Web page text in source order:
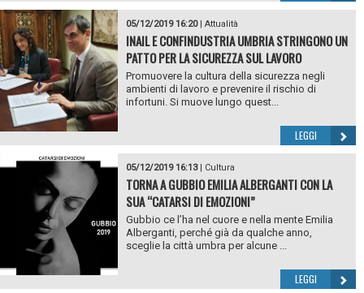
05/12/2019 16:20| Attualità
INAIL E CONFINDUSTRIA UMBRIA STRINGONO UN
PATTO PER LA SICUREZZA SUL LAVORO
Promuovere la cultura della sicurezza negli
ambienti di lavoro e prevenire il rischio di
infortuni. Si muove lungo quest...
LEGGI
05/12/2019 16:13| Cultura
TORNA A GUBBIO EMILIA ALBERGANTI CON LA
SUA “CATARSI DI EMOZIONI”
Gubbio ce l’ha nel cuore e nella mente Emilia
Alberganti, perché già da qualche anno,
sceglie la città umbra per alcune ...
LEGGI